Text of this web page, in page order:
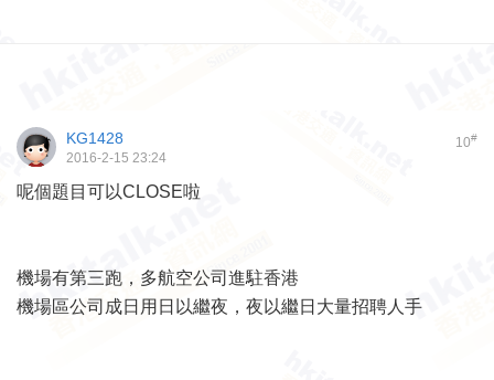
10#
KG1428
2016-2-15 23:24
呢個題目可以CLOSE啦
機場有第三跑，多航空公司進駐香港
機場區公司成日用日以繼夜，夜以繼日大量招聘人手